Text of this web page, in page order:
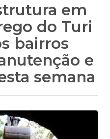
em
do Turi
bairros
e
semana